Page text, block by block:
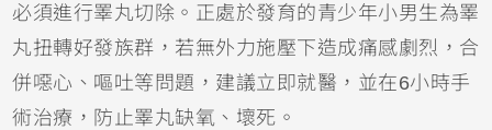
必須進行睪丸切除。正處於發育的青少年小男生為睪
丸扭轉好發族群，若無外力施壓下造成痛感劇烈，合
併噁心、嘔吐等問題，建議立即就醫，並在6小時手
術治療，防止睪丸缺氧、壞死。